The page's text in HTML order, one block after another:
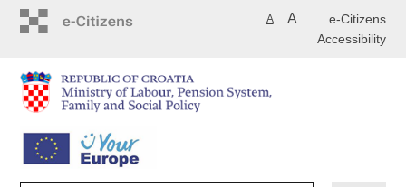
e-Citizens
A A
Accessibility